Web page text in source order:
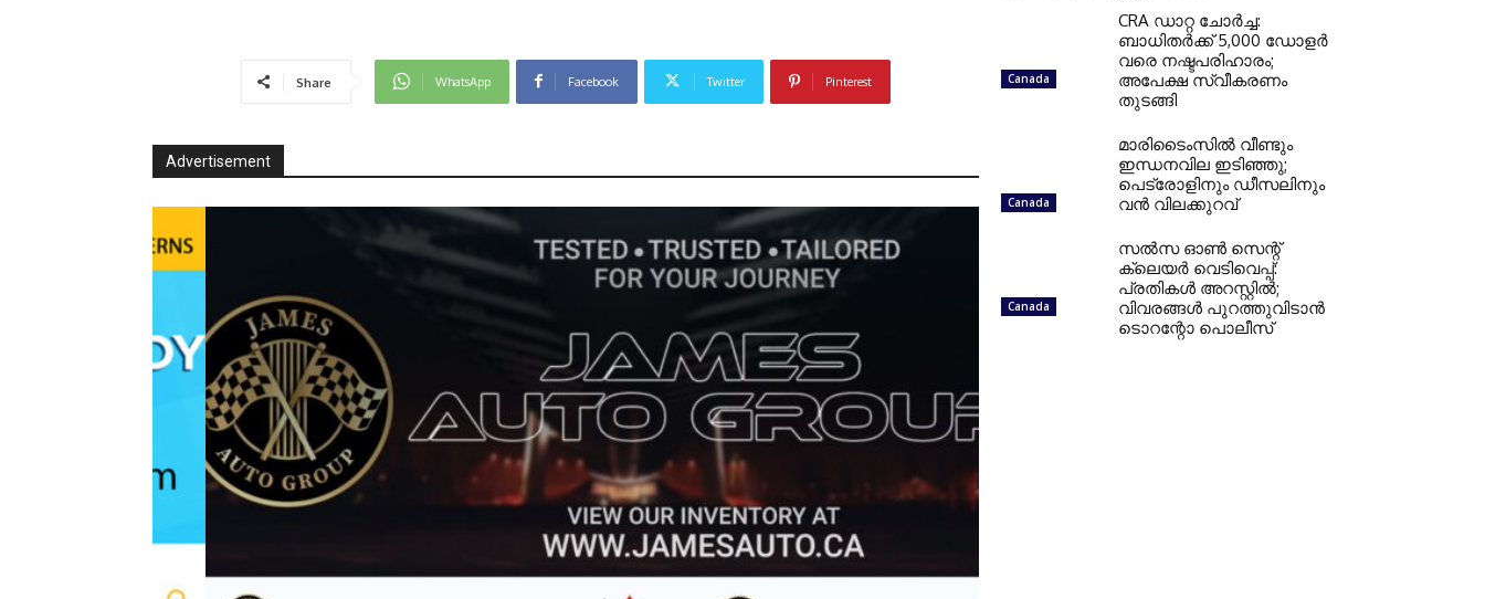
Share WhatsApp Facebook Twitter Pinterest
Advertisement
Canada
CRA ഡാറ്റ ചോർച്ച:
ബാധിതർക്ക് 5,000 ഡോളർ
വരെ നഷ്ടപരിഹാരം;
അപേക്ഷ സ്വീകരണം
തുടങ്ങി
Canada
മാരിടൈംസിൽ വീണ്ടും
ഇന്ധനവില ഇടിഞ്ഞു;
പെട്രോളിനും ഡീസലിനും
വൻ വിലക്കുറവ്
Canada
സൽസ ഓൺ സെന്റ്
ക്ലെയർ വെടിവെപ്പ്:
പ്രതികൾ അറസ്റ്റിൽ;
വിവരങ്ങൾ പുറത്തുവിടാൻ
ടൊറന്റോ പൊലീസ്